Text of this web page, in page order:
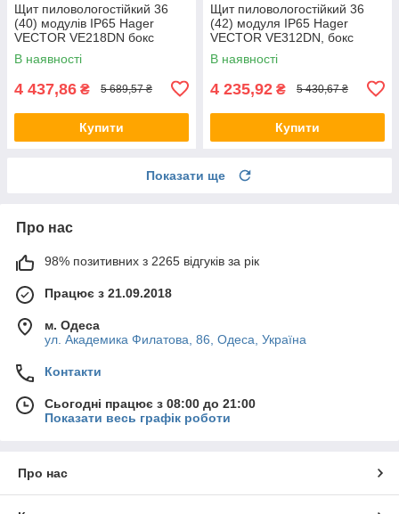
Щит пиловологостійкий 36
(40) модулів IP65 Hager
VECTOR VE218DN бокс
Хагер, шафа розподільна
В наявності
4 437,86 ₴ 5 689,57 ₴
Купити
Щит пиловологостійкий 36
(42) модуля IP65 Hager
VECTOR VE312DN, бокс
Хагер, шафа розподільна
В наявності
4 235,92 ₴ 5 430,67 ₴
Купити
Показати ще
Про нас
98% позитивних з 2265 відгуків за рік
Працює з 21.09.2018
м. Одеса
ул. Академика Филатова, 86, Одеса, Україна
Контакти
Сьогодні працює з 08:00 до 21:00
Показати весь графік роботи
Про нас